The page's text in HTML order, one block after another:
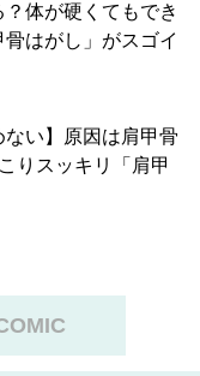
体が硬くてもでき
はがし」がスゴイ
ない】原因は肩甲骨
りスッキリ「肩甲